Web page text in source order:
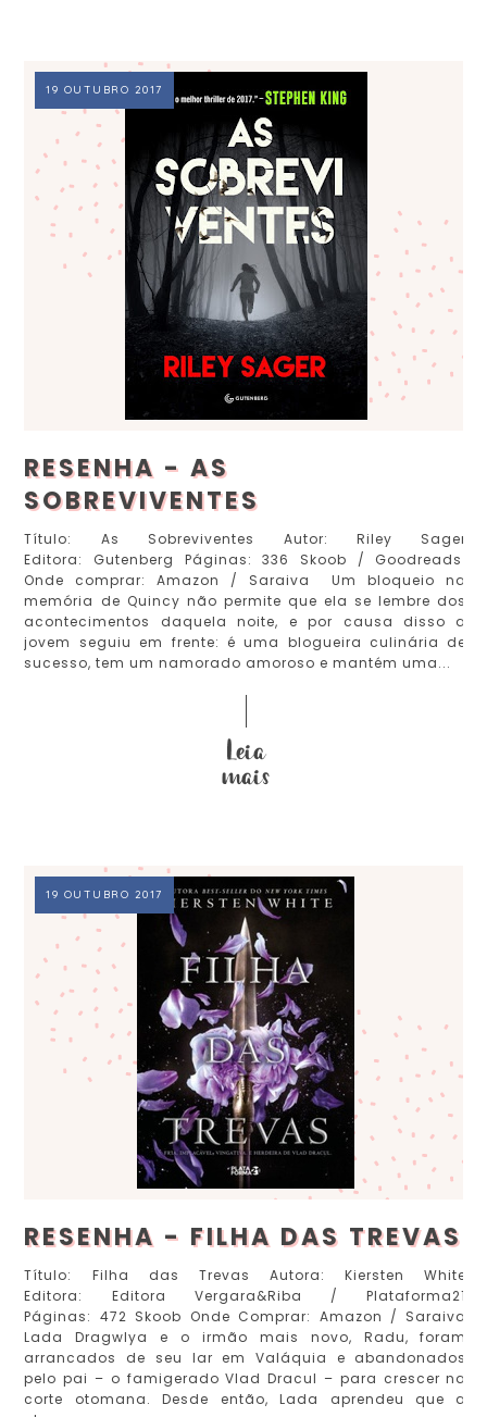
19 OUTUBRO 2017
RESENHA - AS
SOBREVIVENTES
Título: As Sobreviventes Autor: Riley Sager
Editora: Gutenberg Páginas: 336 Skoob / Goodreads
Onde comprar: Amazon / Saraiva Um bloqueio na
memória de Quincy não permite que ela se lembre dos
acontecimentos daquela noite, e por causa disso a
jovem seguiu em frente: é uma blogueira culinária de
sucesso, tem um namorado amoroso e mantém uma...
19 OUTUBRO 2017
RESENHA - FILHA DAS TREVAS
Título: Filha das Trevas Autora: Kiersten White
Editora: Editora Vergara&Riba / Plataforma21
Páginas: 472 Skoob Onde Comprar: Amazon / Saraiva
Lada Dragwlya e o irmão mais novo, Radu, foram
arrancados de seu lar em Valáquia e abandonados
pelo pai – o famigerado Vlad Dracul – para crescer na
corte otomana. Desde então, Lada aprendeu que a